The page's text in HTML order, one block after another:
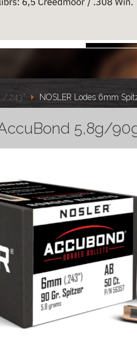
/.243" NOSLER Lodes 6mm
5,8g/